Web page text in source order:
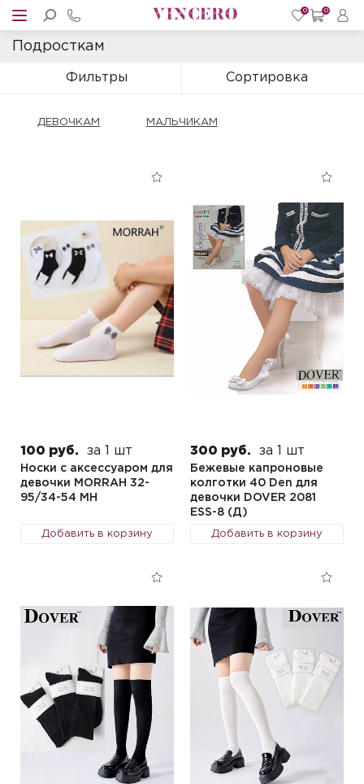
0 0
Подросткам
Фильтры Сортировка
ДЕВОЧКАМ МАЛЬЧИКАМ
100 руб. за 1 шт
Носки с аксессуаром для
девочки MORRAH 32-
95/34-54 MH
Добавить в корзину
300 руб. за 1 шт
Бежевые капроновые
колготки 40 Den для
девочки DOVER 2081
ESS-8 (Д)
Добавить в корзину